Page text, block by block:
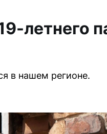
летнего
в нашем регионе.